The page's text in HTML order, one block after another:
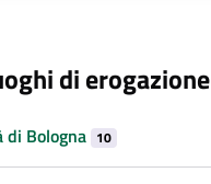
di erogazione
Bologna 10